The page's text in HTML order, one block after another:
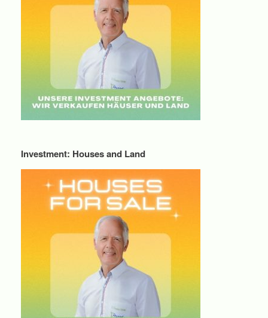
Investment: Houses and Land